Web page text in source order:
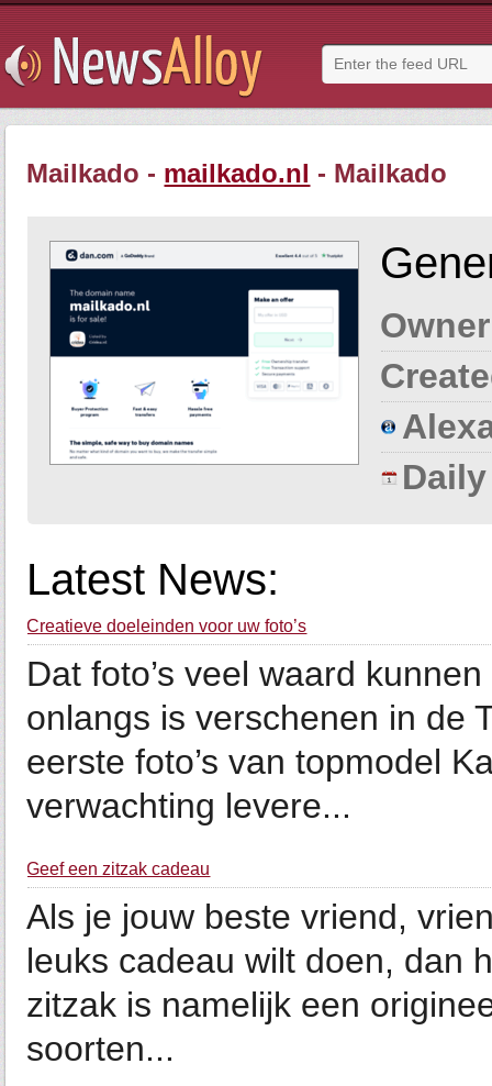
Mailkado - mailkado.nl - Mailkado
Latest News:
Creatieve doeleinden voor uw foto’s
Dat foto’s veel waard
onlangs is verschenen in de
eerste foto’s van topmodel
verwachting levere...
Geef een zitzak cadeau
Als je jouw beste vriend,
leuks cadeau wilt doen, dan
zitzak is namelijk een
soorten...